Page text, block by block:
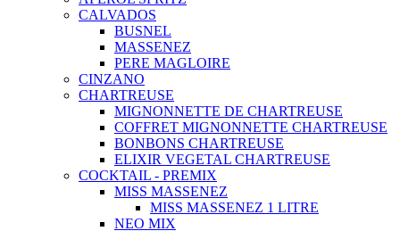
CALVADOS
BUSNEL
MASSENEZ
PERE MAGLOIRE
CINZANO
CHARTREUSE
MIGNONNETTE DE CHARTREUSE
COFFRET MIGNONNETTE CHARTREUSE
BONBONS CHARTREUSE
ELIXIR VEGETAL CHARTREUSE
COCKTAIL - PREMIX
MISS MASSENEZ
MISS MASSENEZ 1 LITRE
NEO MIX